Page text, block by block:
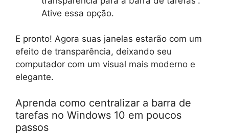
Ative essa opção.
E pronto! Agora suas janelas estarão com um
efeito de transparência, deixando seu
computador com um visual mais moderno e
elegante.
Aprenda como centralizar a barra de
tarefas no Windows 10 em poucos
passos